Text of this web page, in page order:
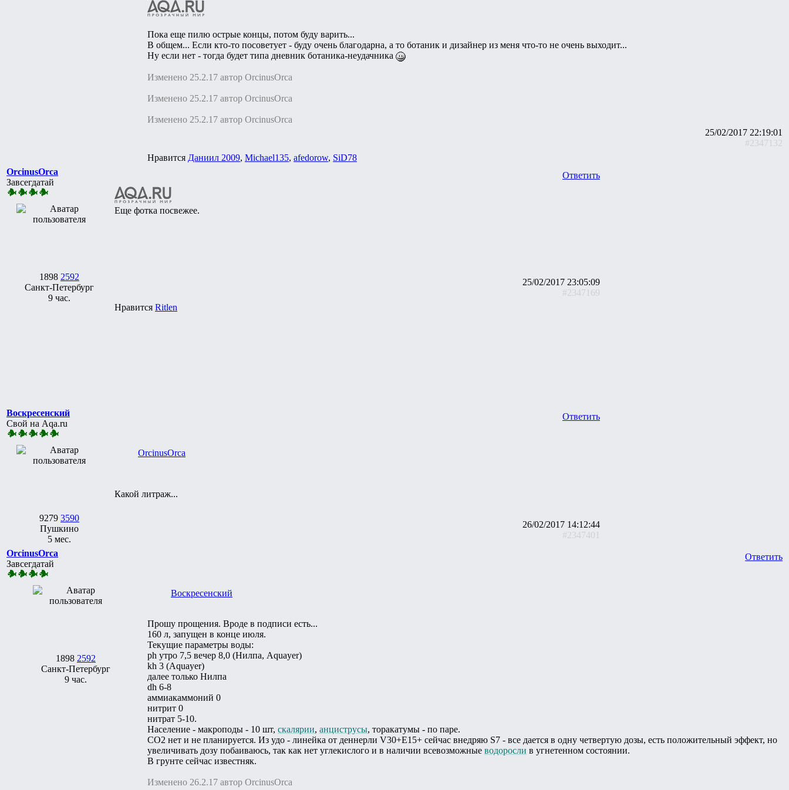
Пока еще пилю острые концы, потом буду варить...
В общем... Если кто-то посоветует - буду очень благодарна, а то ботаник и дизайнер из меня что-то не очень выходит...
Ну если нет - тогда будет типа дневник ботаника-неудачника
Изменено 25.2.17 автор ОrcinusОrca
Изменено 25.2.17 автор ОrcinusОrca
Изменено 25.2.17 автор ОrcinusОrca
25/02/2017 22:19:01
#2347132
Нравится Даниил 2009, Michael135, afedorow, SiD78
ОrcinusОrca
Завсегдатай
1898 2592
Санкт-Петербург
9 час.
Ответить
Еще фотка посвежее.
25/02/2017 23:05:09
#2347169
Нравится Ritlen
Воскресенский
Свой на Aqa.ru
9279 3590
Пушкино
5 мес.
Ответить
ОrcinusОrca
Какой литраж...
26/02/2017 14:12:44
#2347401
ОrcinusОrca
Завсегдатай
1898 2592
Санкт-Петербург
9 час.
Ответить
Воскресенский
Прошу прощения. Вроде в подписи есть...
160 л, запущен в конце июля.
Текущие параметры воды:
ph утро 7,5 вечер 8,0 (Нилпа, Aquayer)
kh 3 (Aquayer)
далее только Нилпа
dh 6-8
аммиакаммоний 0
нитрит 0
нитрат 5-10.
Население - макроподы - 10 шт, скалярии, анциструсы, торакатумы - по паре.
CO2 нет и не планируется. Из удо - линейка от деннерли V30+E15+ сейчас внедряю S7 - все дается в одну четвертую дозы, есть положительный эффект, но
увеличивать дозу побаиваюсь, так как нет углекислого и в наличии всевозможные водоросли в угнетенном состоянии.
В грунте сейчас известняк.
Изменено 26.2.17 автор ОrcinusОrca